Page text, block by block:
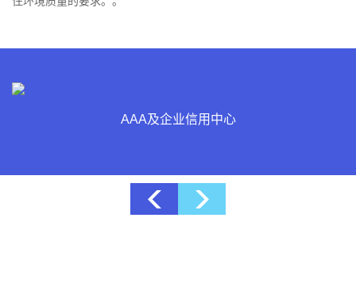
博士后科研工作站